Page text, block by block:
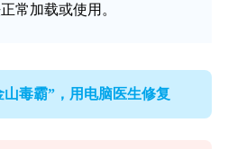
常加载或使用。
毒霸”，用电脑医生修复